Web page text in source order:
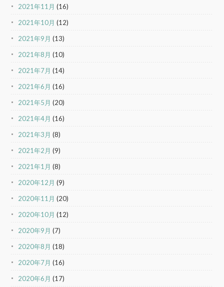
2021年11月 (16)
2021年10月 (12)
2021年9月 (13)
2021年8月 (10)
2021年7月 (14)
2021年6月 (16)
2021年5月 (20)
2021年4月 (16)
2021年3月 (8)
2021年2月 (9)
2021年1月 (8)
2020年12月 (9)
2020年11月 (20)
2020年10月 (12)
2020年9月 (7)
2020年8月 (18)
2020年7月 (16)
2020年6月 (17)